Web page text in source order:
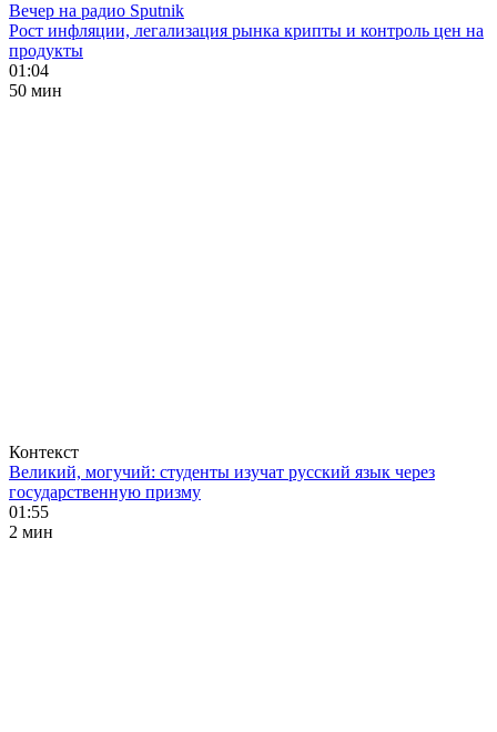
Вечер на радио Sputnik
Рост инфляции, легализация рынка крипты и контроль цен на
продукты
01:04
50 мин
Контекст
Великий, могучий: студенты изучат русский язык через
государственную призму
01:55
2 мин